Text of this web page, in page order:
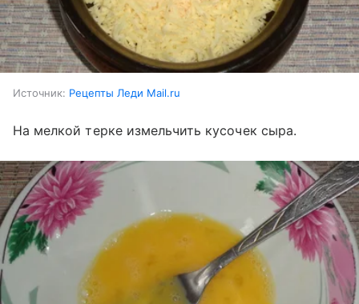
Источник: Рецепты Леди Mail.ru
На мелкой терке измельчить кусочек сыра.